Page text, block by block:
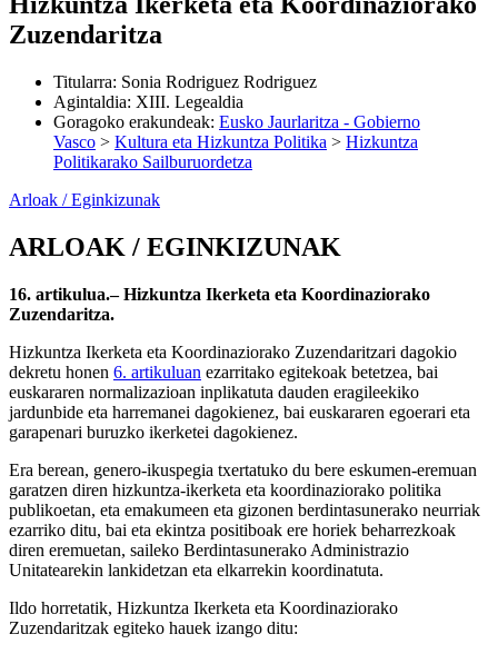
Zuzendaritza
Titularra: Sonia Rodriguez Rodriguez
Agintaldia: XIII. Legealdia
Goragoko erakundeak: Eusko Jaurlaritza - Gobierno
Vasco > Kultura eta Hizkuntza Politika > Hizkuntza
Politikarako Sailburuordetza
Arloak / Eginkizunak
ARLOAK / EGINKIZUNAK
16. artikulua.– Hizkuntza Ikerketa eta Koordinaziorako
Zuzendaritza.
Hizkuntza Ikerketa eta Koordinaziorako Zuzendaritzari dagokio
dekretu honen 6. artikuluan ezarritako egitekoak betetzea, bai
euskararen normalizazioan inplikatuta dauden eragileekiko
jardunbide eta harremanei dagokienez, bai euskararen egoerari eta
garapenari buruzko ikerketei dagokienez.
Era berean, genero-ikuspegia txertatuko du bere eskumen-eremuan
garatzen diren hizkuntza-ikerketa eta koordinaziorako politika
publikoetan, eta emakumeen eta gizonen berdintasunerako neurriak
ezarriko ditu, bai eta ekintza positiboak ere horiek beharrezkoak
diren eremuetan, saileko Berdintasunerako Administrazio
Unitatearekin lankidetzan eta elkarrekin koordinatuta.
Ildo horretatik, Hizkuntza Ikerketa eta Koordinaziorako
Zuzendaritzak egiteko hauek izango ditu: